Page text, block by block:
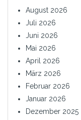
August 2026
Juli 2026
Juni 2026
Mai 2026
April 2026
März 2026
Februar 2026
Januar 2026
Dezember 2025